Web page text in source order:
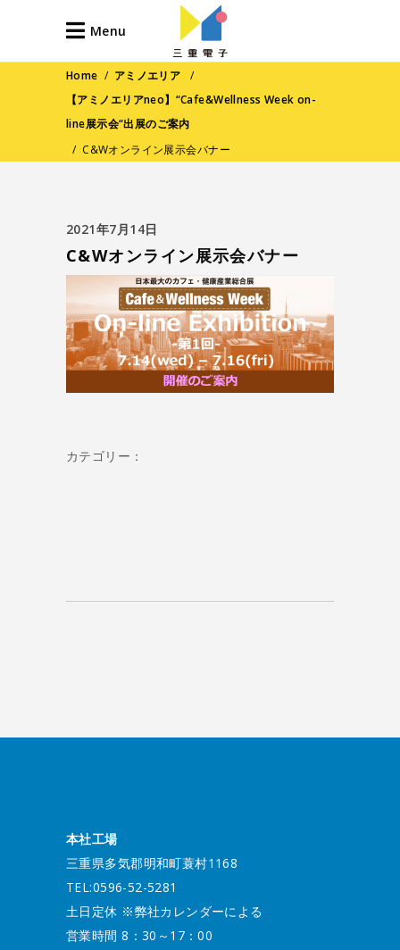
Menu
Home / アミノエリア
/
【アミノエリアneo】“Cafe&Wellness Week on-
line展示会“出展のご案内
/ C&Wオンライン展示会バナー
2021年7月14日
C&Wオンライン展示会バナー
カテゴリー：
本社工場
三重県多気郡明和町蓑村1168
TEL:0596-52-5281
土日定休 ※弊社カレンダーによる
営業時間 8：30～17：00